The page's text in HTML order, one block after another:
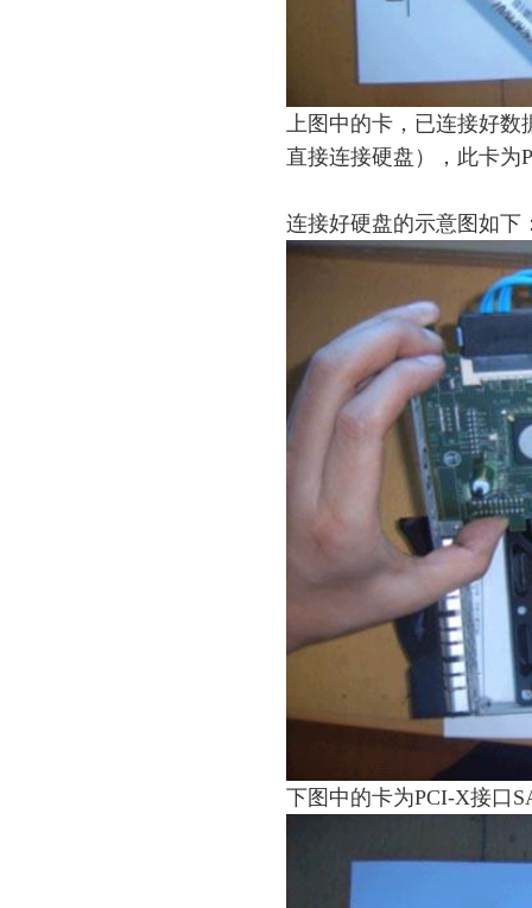
上图中的卡，已连接好数
直接连接硬盘），此卡为
连接好硬盘的示意图如下
下图中的卡为PCI-X接口